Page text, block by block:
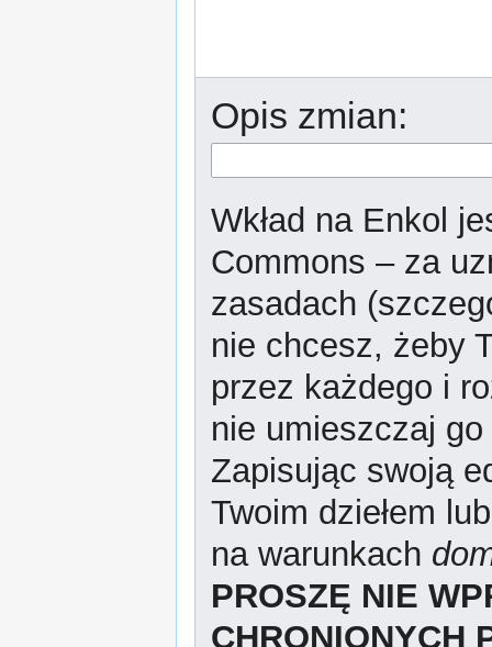
Opis zmian:
Wkład na Enkol
Commons – za
zasadach
nie chcesz, żeby
przez każdego i
nie umieszczaj
Zapisując swoją
Twoim dziełem
na warunkach
PROSZĘ NIE
CHRONIONYCH